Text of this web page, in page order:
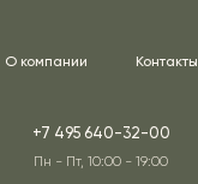
О компании Контакты
+7 495 640-32-00
Пн - Пт, 10:00 - 19:00